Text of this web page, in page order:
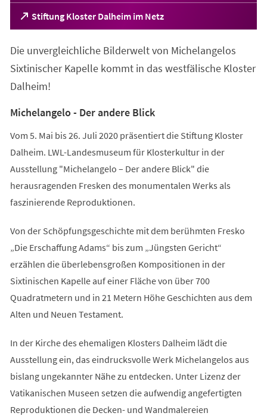
Stiftung Kloster Dalheim im Netz
(Öffnet
in
neuen
Tab)
Die unvergleichliche Bilderwelt von Michelangelos
Sixtinischer Kapelle kommt in das westfälische Kloster
Dalheim!
Michelangelo - Der andere Blick
Vom 5. Mai bis 26. Juli 2020 präsentiert die Stiftung Kloster
Dalheim. LWL-Landesmuseum für Klosterkultur in der
Ausstellung "Michelangelo – Der andere Blick" die
herausragenden Fresken des monumentalen Werks als
faszinierende Reproduktionen.
Von der Schöpfungsgeschichte mit dem berühmten Fresko
„Die Erschaffung Adams“ bis zum „Jüngsten Gericht“
erzählen die überlebensgroßen Kompositionen in der
Sixtinischen Kapelle auf einer Fläche von über 700
Quadratmetern und in 21 Metern Höhe Geschichten aus dem
Alten und Neuen Testament.
In der Kirche des ehemaligen Klosters Dalheim lädt die
Ausstellung ein, das eindrucksvolle Werk Michelangelos aus
bislang ungekannter Nähe zu entdecken. Unter Lizenz der
Vatikanischen Museen setzen die aufwendig angefertigten
Reproduktionen die Decken- und Wandmalereien